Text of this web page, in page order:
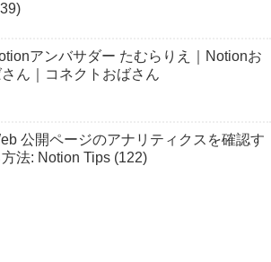
アンバサダー たむらりえ｜Notionお
さん｜コネクトおばさん
公開ページのアナリティクスを確認す
方法: Notion Tips (122)